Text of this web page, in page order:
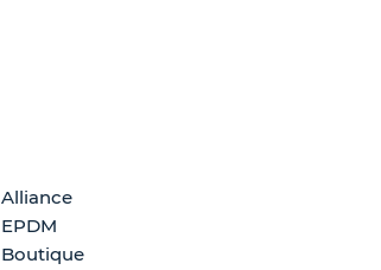
Alliance
EPDM
Boutique